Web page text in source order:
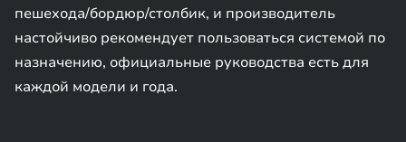
пешехода/бордюр/столбик, и производитель
настойчиво рекомендует пользоваться системой по
назначению, официальные руководства есть для
каждой модели и года.